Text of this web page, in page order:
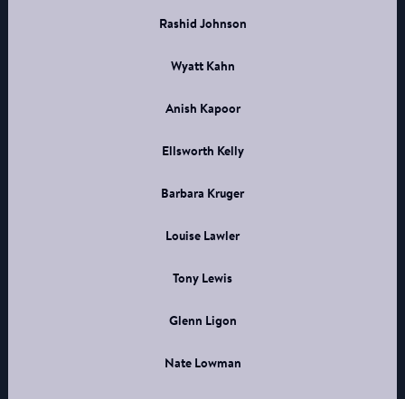
Rashid Johnson
Wyatt Kahn
Anish Kapoor
Ellsworth Kelly
Barbara Kruger
Louise Lawler
Tony Lewis
Glenn Ligon
Nate Lowman